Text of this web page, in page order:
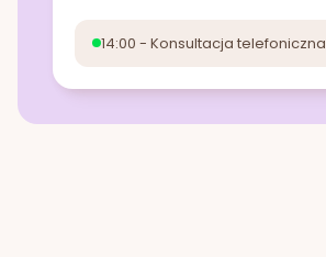
14:00 - Konsultacja telefoniczna